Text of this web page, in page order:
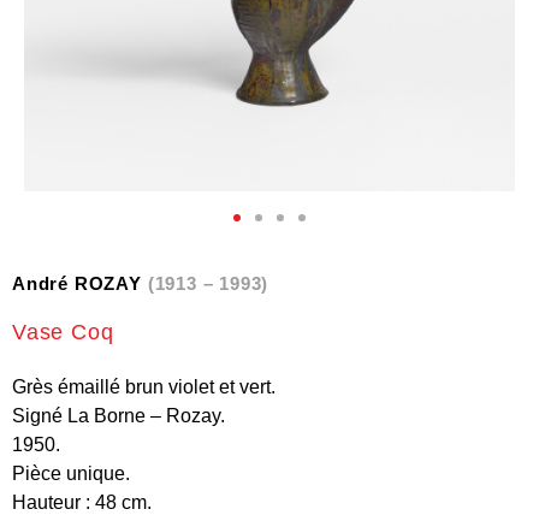
André ROZAY (1913 – 1993)
Vase Coq
Grès émaillé brun violet et vert.
Signé La Borne – Rozay.
1950.
Pièce unique.
Hauteur : 48 cm.